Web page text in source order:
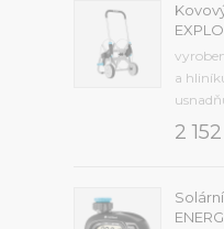
a
snadný
2